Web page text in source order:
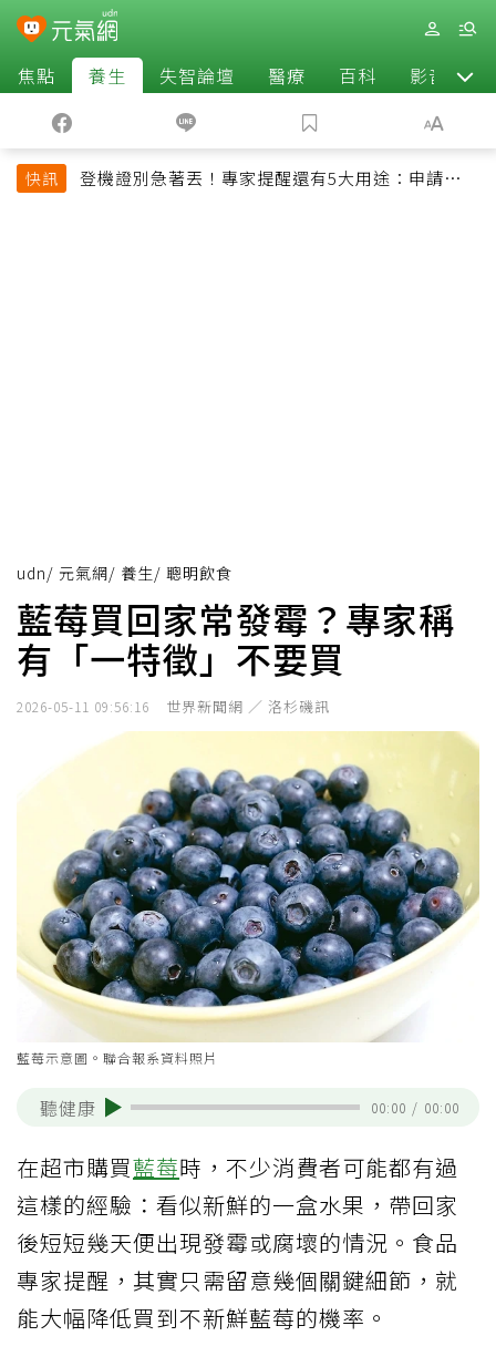
焦點 養生 失智論壇 醫療 百科 影音
快訊
登機證別急著丟！專家提醒還有5大用途：申請理
udn/ 元氣網/ 養生/ 聰明飲食
藍莓買回家常發霉？專家稱
有「一特徵」不要買
2026-05-11 09:56:16 世界新聞網 ／ 洛杉磯訊
藍莓示意圖。聯合報系資料照片
聽健康 00:00 / 00:00
在超市購買藍莓時，不少消費者可能都有過
這樣的經驗：看似新鮮的一盒水果，帶回家
後短短幾天便出現發霉或腐壞的情況。食品
專家提醒，其實只需留意幾個關鍵細節，就
能大幅降低買到不新鮮藍莓的機率。